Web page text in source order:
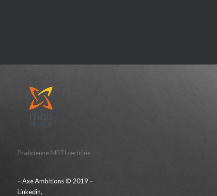
Praticienne MBTI certifiée
– Axe Ambitions © 2019 –
Linkedin,